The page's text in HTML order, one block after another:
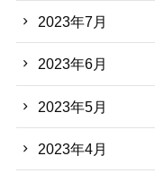
2023年7月
2023年6月
2023年5月
2023年4月